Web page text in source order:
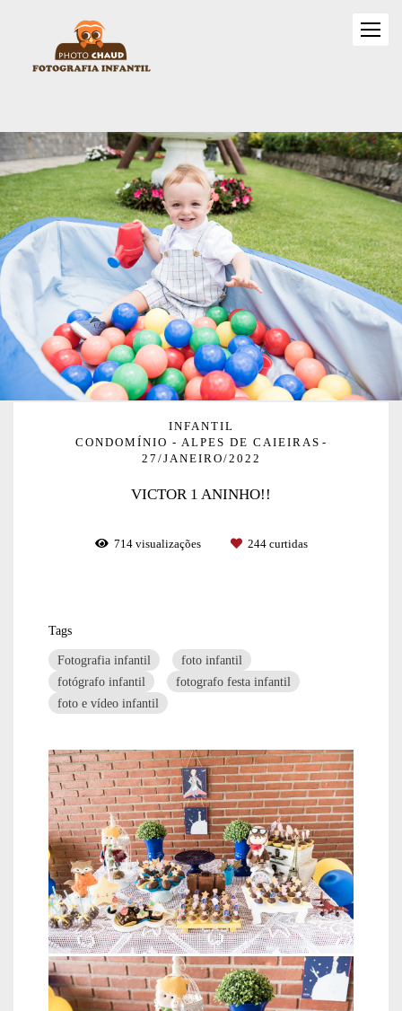
INFANTIL
CONDOMÍNIO - ALPES DE CAIEIRAS
27/JANEIRO/2022
VICTOR 1 ANINHO!!
714visualizações 244curtidas
Tags
Fotografia infantil
foto infantil
fotógrafo infantil
fotografo festa infantil
foto e vídeo infantil